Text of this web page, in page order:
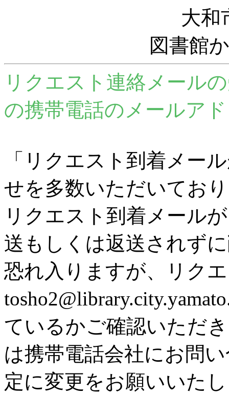
大和
図書館
リクエスト連絡メール
の携帯電話のメールア
「リクエスト到着メー
せを多数いただいてお
リクエスト到着メール
送もしくは返送されず
恐れ入りますが、リク
ているかご確認いただ
は携帯電話会社にお問
定に変更をお願いいた